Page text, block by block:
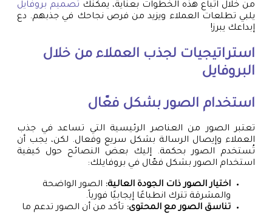
من خلال اتباع هذه الخطوات بعناية، يمكنك تصميم بروفايل
يلبي تطلعات العملاء ويزيد من فرص نجاحك في جذبهم. دع
إبداعك يبرز!
استراتيجيات لجذب العملاء من خلال
البروفايل
استخدام الصور بشكل فعّال
تعتبر الصور من العناصر الرئيسية التي تساعد في جذب
العملاء وإيصال الرسالة بشكل سريع وفعال. لكن، يجب أن
تُستخدم الصور بحكمة. إليك بعض النصائح حول كيفية
استخدام الصور بشكل فعّال في بروفايلك:
اختيار الصور ذات الجودة العالية: الصور الواضحة
والمشرقة تترك انطباعًا إيجابيًا فورياً.
تناسق الصور مع المحتوى: تأكد من أن الصور تدعم ما